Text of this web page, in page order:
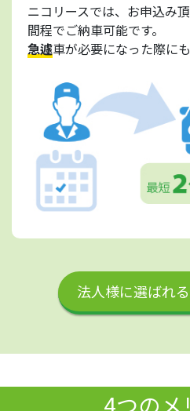
ニコリースでは、お申込み
間程でご納車可能です。
急遽車が必要になった際に
法人様に選ばれ
4つのメ